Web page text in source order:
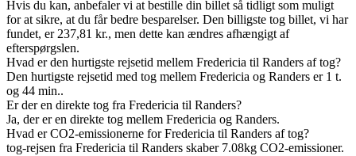
Hvis du kan, anbefaler vi at bestille din billet så tidligt som muligt
for at sikre, at du får bedre besparelser. Den billigste tog billet, vi har
fundet, er 237,81 kr., men dette kan ændres afhængigt af
efterspørgslen.
Hvad er den hurtigste rejsetid mellem Fredericia til Randers af tog?
Den hurtigste rejsetid med tog mellem Fredericia og Randers er 1 t.
og 44 min..
Er der en direkte tog fra Fredericia til Randers?
Ja, der er en direkte tog mellem Fredericia og Randers.
Hvad er CO2-emissionerne for Fredericia til Randers af tog?
tog-rejsen fra Fredericia til Randers skaber 7.08kg CO2-emissioner.